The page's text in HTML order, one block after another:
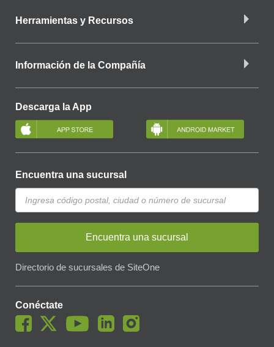
Herramientas y Recursos
Información de la Compañía
Descarga la App
Encuentra una sucursal
Encuentra una sucursal
Directorio de sucursales de SiteOne
Conéctate